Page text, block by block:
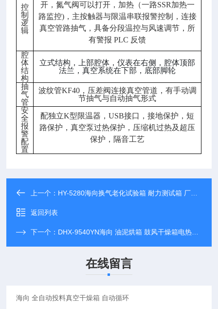
控
制
逻
辑
开，氮气阀可以打开，加热（一路SSR加热一
路监控)，主按触器与限温串联报警控制，连接
真空管路抽气，具备分段温控与风速调节，所
有警报 PLC 反馈
腔
体
结
构
立式结构，上部腔体，仪表在右侧，腔体顶部
法兰，真空系统在下部，底部脚轮
抽
气
管
波纹管KF40，压差阀连接真空管道，有手动调
节抽气与自动抽气形式
安
全
报
警
配
置
配独立K型限温器，USB接口，接地保护，短
路保护，真空泵过热保护，压缩机过热及超压
保护，隔音工艺
上一个： HY-5280海向换气老化试验箱 耐力测试箱 厂家直销
返回列表
下一个： DHX-9540YN海向 油泥烘箱 鼓风干燥箱电热恒温循环定制
在线留言